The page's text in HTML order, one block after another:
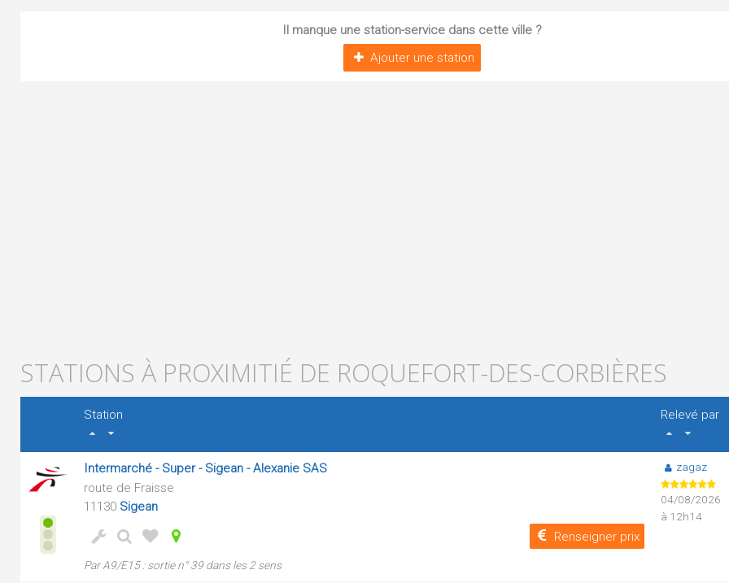
Il manque une station-service dans cette ville ?
Ajouter une station
STATIONS À PROXIMITIÉ DE ROQUEFORT-DES-CORBIÈRES
Station
Relevé par
Intermarché - Super - Sigean - Alexanie SAS
route de Fraisse
11130 Sigean
Renseigner prix
Par A9/E15 : sortie n° 39 dans les 2 sens
zagaz
04/08/2026
à 12h14